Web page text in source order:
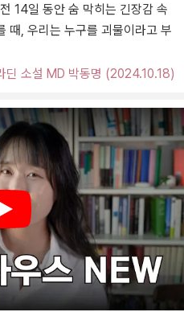
14일 동안 숨 막히는 긴장감 속
때, 우리는 누구를 괴물이라고 부
딘 소설 MD 박동명 (2024.10.18)
Play